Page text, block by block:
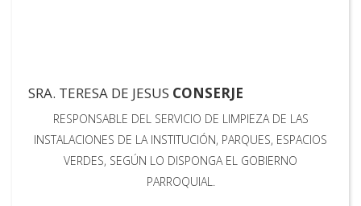
SRA. TERESA DE JESUS CONSERJE
RESPONSABLE DEL SERVICIO DE LIMPIEZA DE LAS
INSTALACIONES DE LA INSTITUCIÓN, PARQUES, ESPACIOS
VERDES, SEGÚN LO DISPONGA EL GOBIERNO
PARROQUIAL.